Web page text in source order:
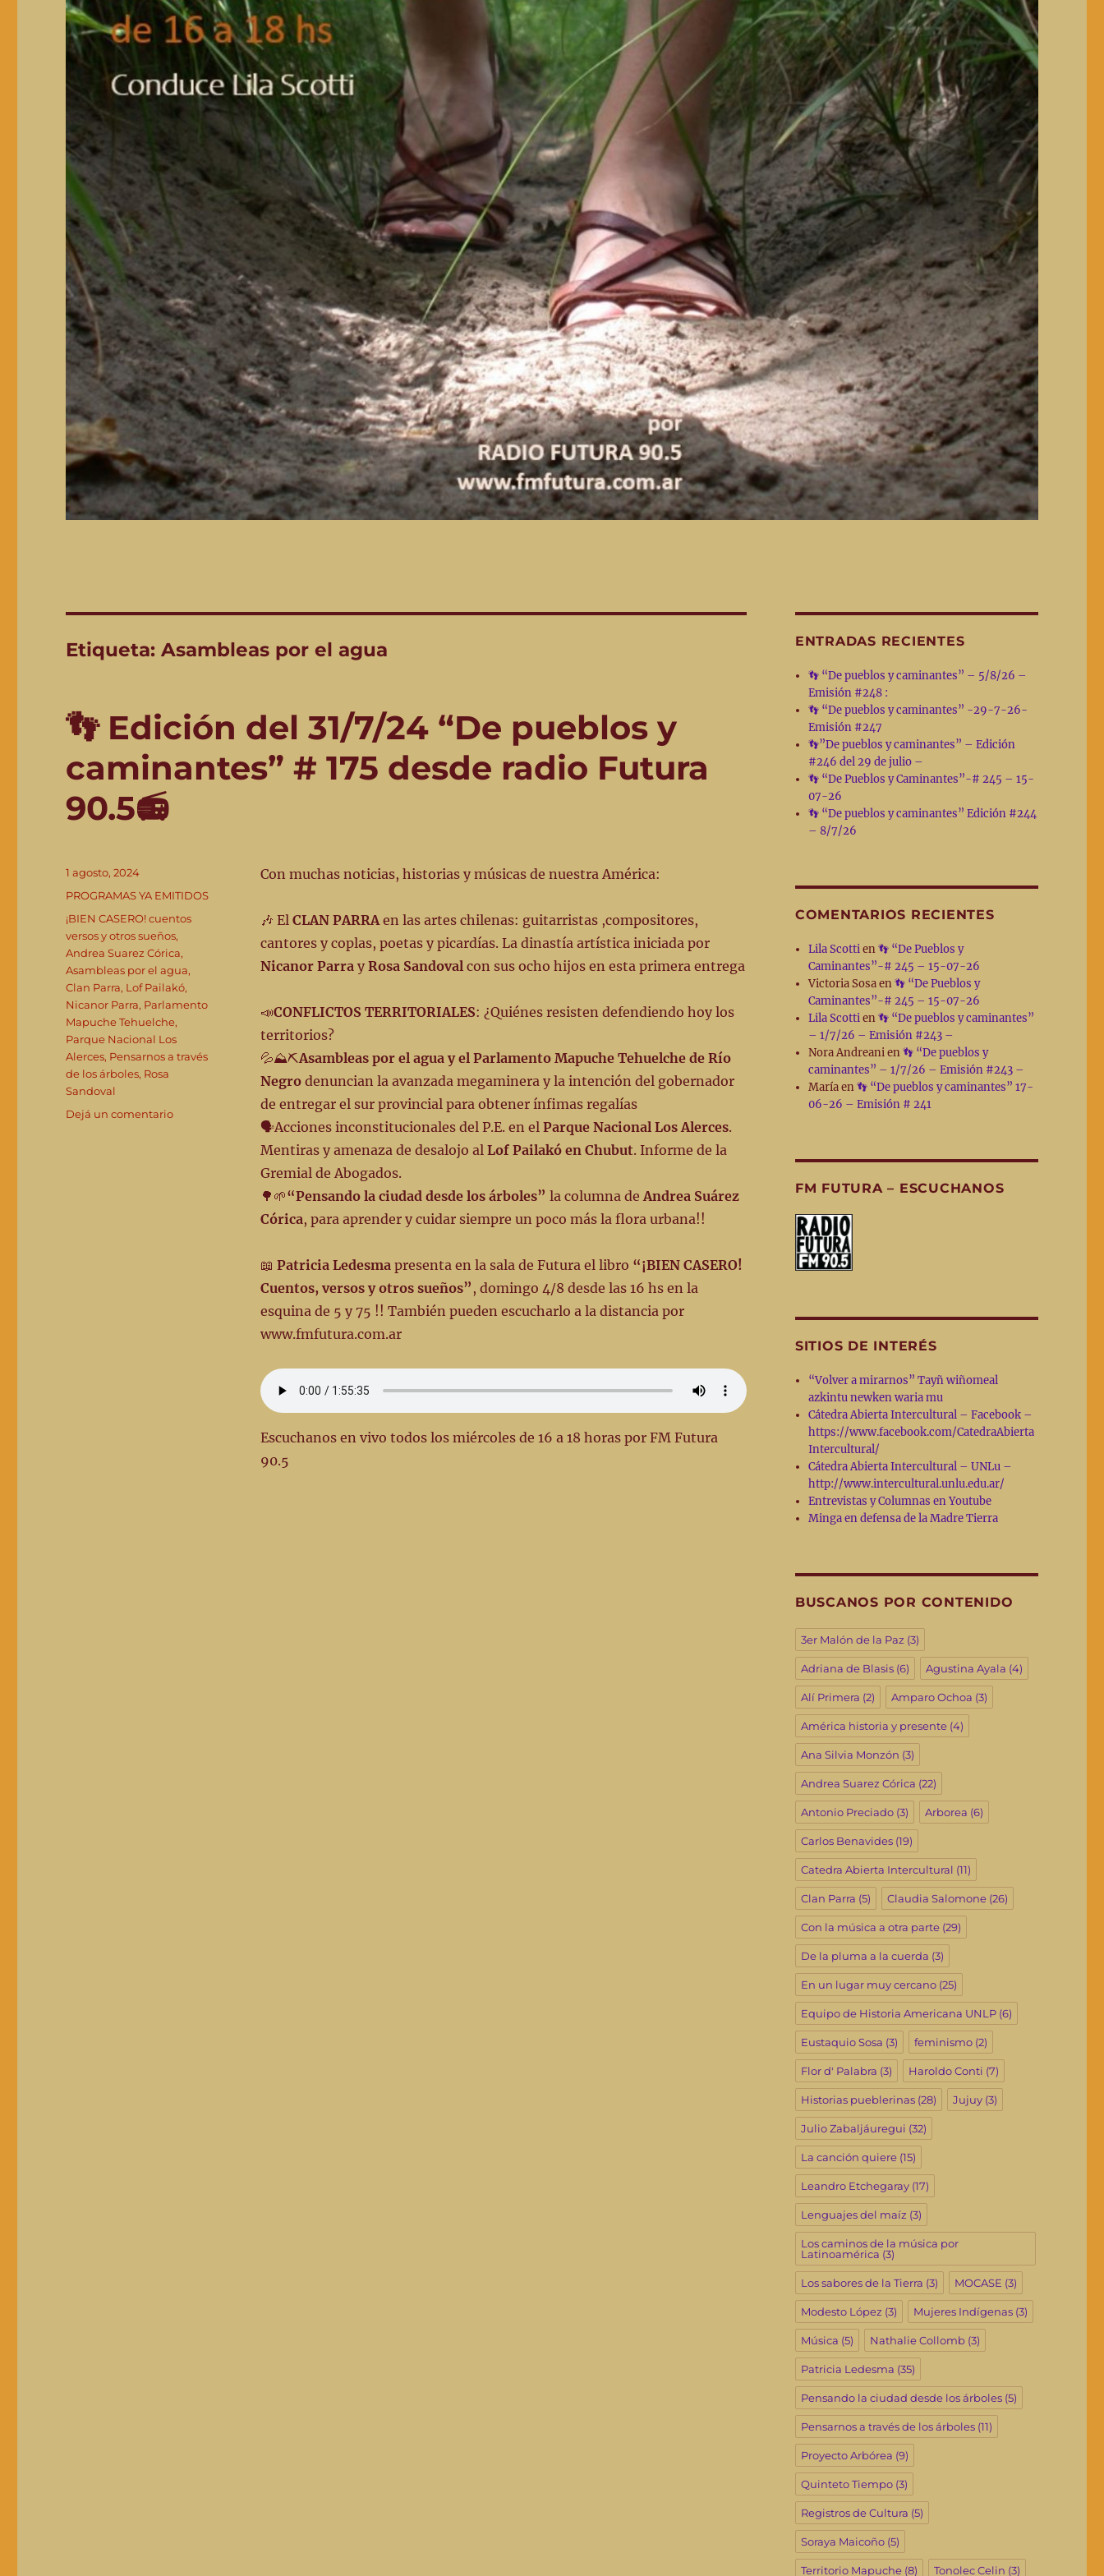
Etiqueta:Asambleas por el agua
👣 Edición del 31/7/24 “De pueblos y
caminantes” # 175 desde radio Futura
90.5📻
Con muchas noticias, historias y músicas de nuestra América:
🎶 El CLAN PARRAen las artes chilenas: guitarristas ,compositores,
cantores y coplas, poetas y picardías. La dinastía artística iniciada por
Nicanor Parray Rosa Sandovalcon sus ocho hijos en esta primera entrega
📣CONFLICTOS TERRITORIALES: ¿Quiénes resisten defendiendo hoy los
territorios?
💦⛰⛏Asambleas por el agua y el Parlamento Mapuche Tehuelche de Río
Negro denuncian la avanzada megaminera y la intención del gobernador
de entregar el sur provincial para obtener ínfimas regalías
🗣Acciones inconstitucionales del P.E. en el Parque Nacional Los Alerces.
Mentiras y amenaza de desalojo al Lof Pailakó en Chubut. Informe de la
Gremial de Abogados.
🌳🌱“Pensando la ciudad desde los árboles” la columna deAndrea Suárez
Córica, para aprender y cuidar siempre un poco más la flora urbana!!
📖 Patricia Ledesmapresenta en la sala de Futura el libro “¡BIEN CASERO!
Cuentos, versos y otros sueños” , domingo 4/8 desde las 16 hs en la
esquina de 5 y 75 !! También pueden escucharlo a la distancia por
www.fmfutura.com.ar
Escuchanos en vivo todos los miércoles de 16 a 18 horas por FM Futura
90.5
Publicado
el
1 agosto, 2024
Categorías
PROGRAMAS YA EMITIDOS
Etiquetas
¡BIEN CASERO! cuentos
versos y otros sueños,
Andrea Suarez Córica,
Asambleas por el agua,
Clan Parra, Lof Pailakó,
Nicanor Parra, Parlamento
Mapuche Tehuelche,
Parque Nacional Los
Alerces, Pensarnos a través
de los árboles, Rosa
Sandoval
Dejá un comentarioen
ENTRADAS RECIENTES
👣 “De pueblos y caminantes” – 5/8/26 –
Emisión #248 :
👣 “De pueblos y caminantes” -29-7-26-
Emisión #247
👣”De pueblos y caminantes” – Edición
#246 del 29 de julio –
👣 “De Pueblos y Caminantes”-# 245 – 15-
07-26
👣 “De pueblos y caminantes” Edición #244
– 8/7/26
COMENTARIOS RECIENTES
Lila Scottien👣 “De Pueblos y
Caminantes”-# 245 – 15-07-26
Victoria Sosaen👣 “De Pueblos y
Caminantes”-# 245 – 15-07-26
Lila Scottien👣 “De pueblos y caminantes”
– 1/7/26 – Emisión #243 –
Nora Andreanien👣 “De pueblos y
caminantes” – 1/7/26 – Emisión #243 –
Maríaen👣 “De pueblos y caminantes” 17-
06-26 – Emisión # 241
FM FUTURA – ESCUCHANOS
SITIOS DE INTERÉS
“Volver a mirarnos” Tayñ wiñomeal
azkintu newken waria mu
Cátedra Abierta Intercultural – Facebook –
https://www.facebook.com/CatedraAbierta
Intercultural/
Cátedra Abierta Intercultural – UNLu –
http://www.intercultural.unlu.edu.ar/
Entrevistas y Columnas en Youtube
Minga en defensa de la Madre Tierra
BUSCANOS POR CONTENIDO
3er Malón de la Paz (3)
Adriana de Blasis(6) Agustina Ayala (4)
Alí Primera (2) Amparo Ochoa (3)
América historia y presente(4)
Ana Silvia Monzón (3)
Andrea Suarez Córica (22)
Antonio Preciado(3) Arborea (6)
Carlos Benavides(19)
Catedra Abierta Intercultural (11)
Clan Parra (5) Claudia Salomone(26)
Con la música a otra parte(29)
De la pluma a la cuerda (3)
En un lugar muy cercano(25)
Equipo de Historia Americana UNLP(6)
Eustaquio Sosa (3) feminismo(2)
Flor d' Palabra (3) Haroldo Conti (7)
Historias pueblerinas(28) Jujuy(3)
Julio Zabaljáuregui (32)
La canción quiere(15)
Leandro Etchegaray(17)
Lenguajes del maíz (3)
Los caminos de la música por
Latinoamérica (3)
Los sabores de la Tierra (3) MOCASE (3)
Modesto López (3) Mujeres Indígenas(3)
Música (5) Nathalie Collomb(3)
Patricia Ledesma (35)
Pensando la ciudad desde los árboles(5)
Pensarnos a través de los árboles(11)
Proyecto Arbórea (9)
Quinteto Tiempo(3)
Registros de Cultura (5)
Soraya Maicoño(5)
Territorio Mapuche(8) Tonolec Celin (3)